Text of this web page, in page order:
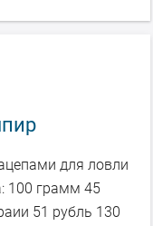
для ловли
100 грамм 45
51 рубль 130